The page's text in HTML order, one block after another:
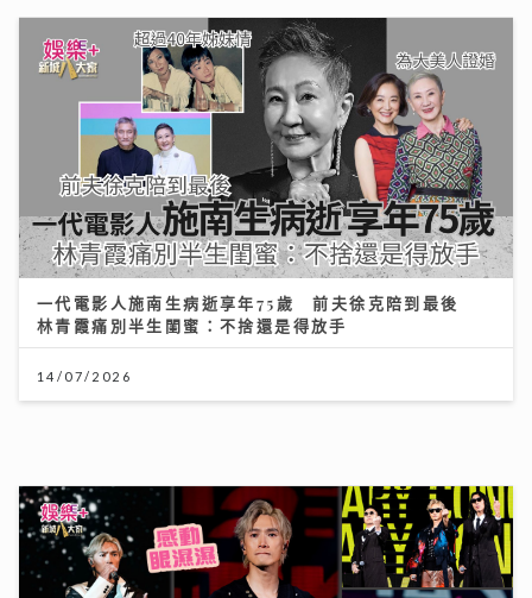
一代電影人施南生病逝享年75歲 前夫徐克陪到最後
林青霞痛別半生閨蜜：不捨還是得放手
22/07/2026